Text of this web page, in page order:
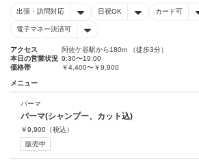
出張・訪問対応 日祝OK カード可
電子マネー決済可
アクセス
阿佐ケ谷駅から180m （徒歩3分）
本日の営業状況 9:30〜19:00
価格帯
￥4,400〜￥9,900
メニュー
パーマ
パーマ(シャンプー、カット込)
￥9,900 （税込）
販売中